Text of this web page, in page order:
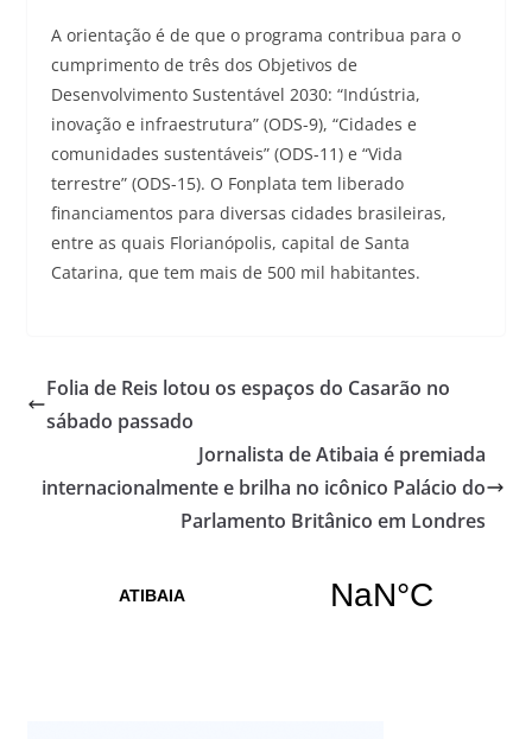
A orientação é de que o programa contribua para o
cumprimento de três dos Objetivos de
Desenvolvimento Sustentável 2030: “Indústria,
inovação e infraestrutura” (ODS-9), “Cidades e
comunidades sustentáveis” (ODS-11) e “Vida
terrestre” (ODS-15). O Fonplata tem liberado
financiamentos para diversas cidades brasileiras,
entre as quais Florianópolis, capital de Santa
Catarina, que tem mais de 500 mil habitantes.
Folia de Reis lotou os espaços do Casarão no
sábado passado
Jornalista de Atibaia é premiada
internacionalmente e brilha no icônico Palácio do
Parlamento Britânico em Londres